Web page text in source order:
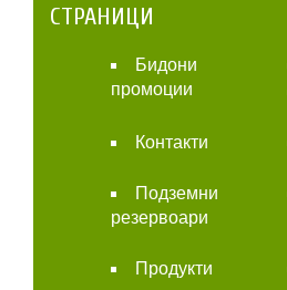
СТРАНИЦИ
Бидони
промоции
Контакти
Подземни
резервоари
Продукти